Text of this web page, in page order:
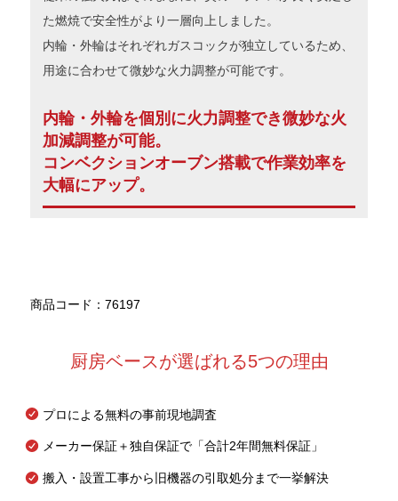
た燃焼で安全性がより一層向上しました。
内輪・外輪はそれぞれガスコックが独立しているため、
用途に合わせて微妙な火力調整が可能です。
内輪・外輪を個別に火力調整でき微妙な火
加減調整が可能。
コンベクションオーブン搭載で作業効率を
大幅にアップ。
商品コード：76197
厨房ベースが選ばれる5つの理由
プロによる無料の事前現地調査
メーカー保証＋独自保証で「合計2年間無料保証」
搬入・設置工事から旧機器の引取処分まで一挙解決